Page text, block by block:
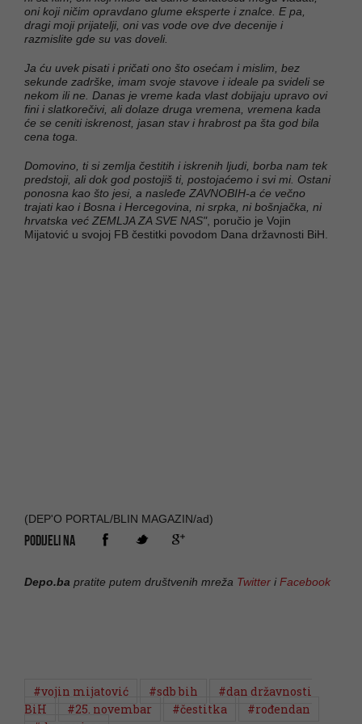
oni koji ničim opravdano glume eksperte i znalce. E pa,
dragi moji prijatelji, oni vas vode ove dve decenije i
razmislite gde su vas doveli.
Ja ću uvek pisati i pričati ono što osećam i mislim, bez
sekunde zadrške, imam svoje stavove i ideale pa svideli se
nekom ili ne. Danas je vreme kada vlast dobijaju upravo ovi
fini i slatkorečivi, ali dolaze druga vremena, vremena kada
će se ceniti iskrenost, jasan stav i hrabrost pa šta god bila
cena toga.
Domovino, ti si zemlja čestitih i iskrenih ljudi, borba nam tek
predstoji, ali dok god postojiš ti, postojaćemo i svi mi. Ostani
ponosna kao što jesi, a nasleđe ZAVNOBIH-a će večno
trajati kao i Bosna i Hercegovina, ni srpka, ni bošnjačka, ni
hrvatska već ZEMLJA ZA SVE NAS", poručio je Vojin
Mijatović u svojoj FB čestitki povodom Dana državnosti BiH.
(DEP'O PORTAL/BLIN MAGAZIN/ad)
PODIJELI NA
Depo.ba pratite putem društvenih mreža Twitter iFacebook
#vojin mijatović #sdb bih
#dan državnosti
BiH
#25. novembar #čestitka
#rođendan